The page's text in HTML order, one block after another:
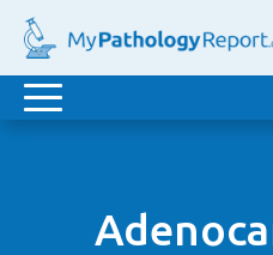
Navegación